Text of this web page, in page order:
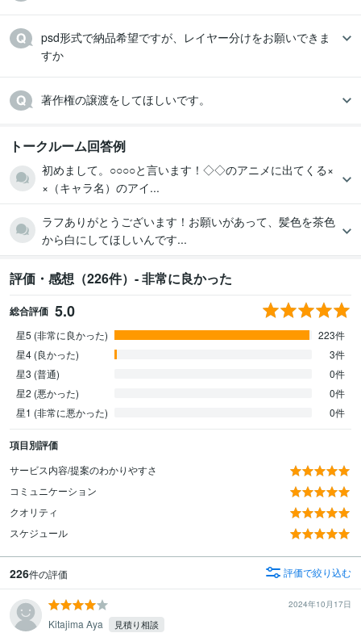
psd形式で納品希望ですが、レイヤー分けをお願いできま
すか
著作権の譲渡をしてほしいです。
トークルーム回答例
初めまして。○○○○と言います！◇◇のアニメに出てくる×
×（キャラ名）のアイ...
ラフありがとうございます！お願いがあって、髪色を茶色
から白にしてほしいんです...
評価・感想（226件）- 非常に良かった
総合評価 5.0
星5 (非常に良かった)
223件
星4 (良かった)
3件
星3 (普通)
0件
星2 (悪かった)
0件
星1 (非常に悪かった)
0件
項目別評価
サービス内容/提案のわかりやすさ
コミュニケーション
クオリティ
スケジュール
226件の評価 評価で絞り込む
2024年10月17日
Kitajima Aya 見積り相談